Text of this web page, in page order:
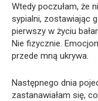
Wtedy poczułam, że
sypialni, zostawiając
pierwszy w życiu
Nie fizycznie.
przede mną ukrywa.
Następnego dnia
zastanawiałam się,